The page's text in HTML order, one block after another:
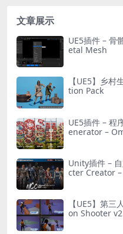
文章展示
UE5插件 – 骨
etal Mesh
【UE5】乡
tion Pack
UE5插件 – 程
enerator –
Unity插件 –
cter Creator
【UE5】第
on Shooter